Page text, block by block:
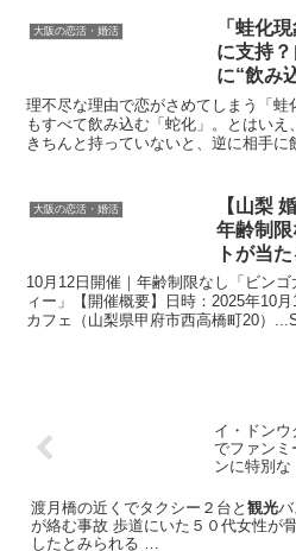
大阪の恋活・婚活
「蛙化
に支持
に“飲み
理不尽な理由で恋がさめてしまう「蛙
もすべて飲み込む「蛇化」。とはい
きちんと持っていないと、逆に相手に
大阪の恋活・婚活 【山梨
年齢制限なし ディズ
トが当
10月12日開催｜年齢制限なし「ビン
ィー」【開催概要】日時：2025年10
カフェ（山梨県甲府市西高橋町20）
イ・ドンウ
でファン
ンに特別な
渡月橋の近くでタクシー２台と 観光バ
が絡む事故 歩道にいた５０代女性が
したとみられる …